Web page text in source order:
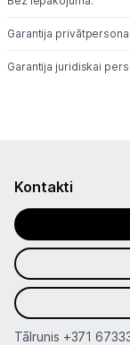
Garantija
Garantija juridiskai
Kontakti
Tālrunis +371